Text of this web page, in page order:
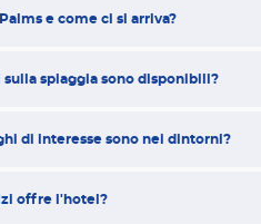
e come ci si arriva?
spiaggia sono disponibili?
di interesse sono nei dintorni?
offre l'hotel?